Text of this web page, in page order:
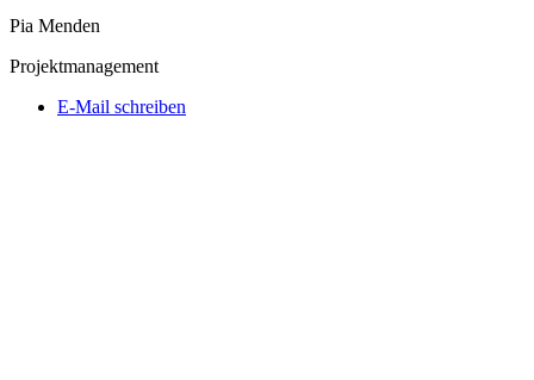
Pia Menden
Projektmanagement
E-Mail schreiben